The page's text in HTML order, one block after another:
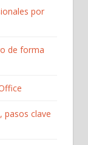
por
de forma
pasos clave